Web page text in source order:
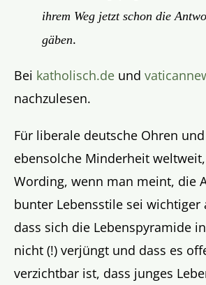
ihrem Weg jetzt schon die
gäben.
Bei katholisch.de und
nachzulesen.
Für liberale deutsche Ohren
ebensolche Minderheit
Wording, wenn man meint, die
bunter Lebensstile sei wichtiger
dass sich die Lebenspyramide
nicht (!) verjüngt und dass es
verzichtbar ist, dass junges